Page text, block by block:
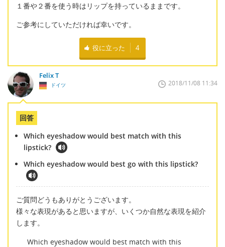
１番や２番を使う時はリップを持っているままです。
ご参考にしていただければ幸いです。
役に立った 4
Felix T
ドイツ 2018/11/08 11:34
回答
Which eyeshadow would best match with this
lipstick?
Which eyeshadow would best go with this lipstick?
ご質問どうもありがとうございます。
様々な表現があると思いますが、いくつか自然な表現を紹介
します。
Which eyeshadow would best match with this